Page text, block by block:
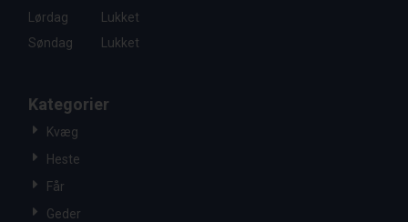
Lørdag
Lukket
Søndag
Lukket
Kategorier
Kvæg
Heste
Får
Geder